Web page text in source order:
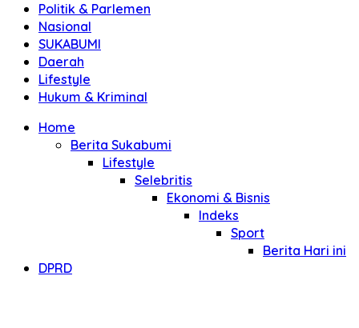
Politik & Parlemen
Nasional
SUKABUMI
Daerah
Lifestyle
Hukum & Kriminal
Home
Berita Sukabumi
Lifestyle
Selebritis
Ekonomi & Bisnis
Indeks
Sport
Berita Hari ini
DPRD